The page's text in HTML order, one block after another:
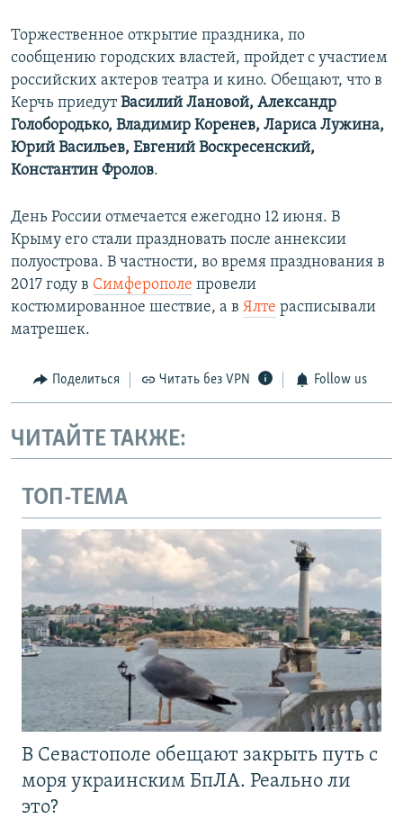
Торжественное открытие праздника, по
сообщению городских властей, пройдет с участием
российских актеров театра и кино. Обещают, что в
Керчь приедутВасилий Лановой, Александр
Голобородько, Владимир Коренев, Лариса Лужина,
Юрий Васильев, Евгений Воскресенский,
Константин Фролов.
День России отмечается ежегодно 12 июня. В
Крыму его стали праздновать после аннексии
полуострова. В частности, во время празднования в
2017 году в Симферополе провели
костюмированное шествие, а в Ялте расписывали
матрешек.
Поделиться Читать без VPN Follow us
ЧИТАЙТЕ ТАКЖЕ:
ТОП-ТЕМА
В Севастополе обещают закрыть путь с
моря украинским БпЛА. Реально ли
это?